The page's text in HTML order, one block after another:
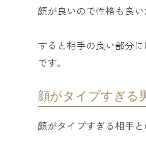
顔が良いので性格も良
すると相手の良い部分
です。
顔がタイプすぎる
顔がタイプすぎる相手